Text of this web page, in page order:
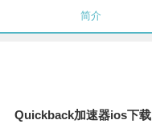
简介
Quickback加速器ios下载